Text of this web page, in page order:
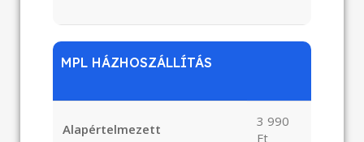
MPL HÁZHOSZÁLLÍTÁS
Alapértelmezett
3 990
Ft